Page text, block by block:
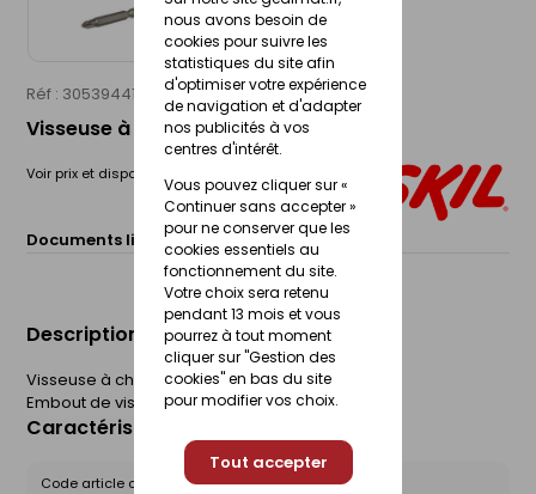
nous avons besoin de
cookies pour suivre les
statistiques du site afin
d'optimiser votre expérience
de navigation et d'adapter
nos publicités à vos
centres d'intérêt.
Vous pouvez cliquer sur «
Continuer sans accepter »
pour ne conserver que les
cookies essentiels au
fonctionnement du site.
Votre choix sera retenu
pendant 13 mois et vous
pourrez à tout moment
cliquer sur "Gestion des
cookies" en bas du site
pour modifier vos choix.
Tout accepter
Réf : 30539441 SKIL
Visseuse à choc 20V max BRUSHLESS
Voir prix et disponibilité en magasin
Documents liés :
Description du produit
Visseuse à chocs sans fil sans charbon SKIL 3211
Embout de vissage PH2.
Caractéristiques du produit
Code article chez le fournisseur :SD1E3211CA